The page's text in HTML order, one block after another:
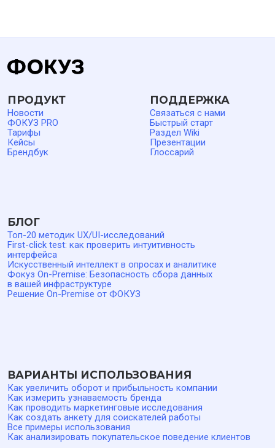
Альтернатива
Ответственный за обработку ПД
Пользовательское соглашение
Входит в Единый Реестр
РОССИЙСКОГО ПО © ФОКУЗ, 2019–2026
Облачная версия ФОКУЗ размещается на инфраструктуре
Yandex Cloud на территории Российской Федерации. ПО
ФОКУЗ включено в Единый реестр российских программ
для ЭВМ и баз данных, реестровая запись № 17175 от
03.04.2023. ОКВЭД 62.01 — Разработка компьютерного
программного обеспечения. Код по виду деятельности в
клиентского и пользовательского опыта (CX/UX), расчета
показателей NPS, CSI и CSAT. Исключительные права
на программное обеспечение и базы данных ФОКУЗ
принадлежат ООО «Технологии управления обратной
связью». ПО может предоставляться в виде облачного
сервиса или поставляться для развертывания в
инфраструктуре заказчика. Права использования